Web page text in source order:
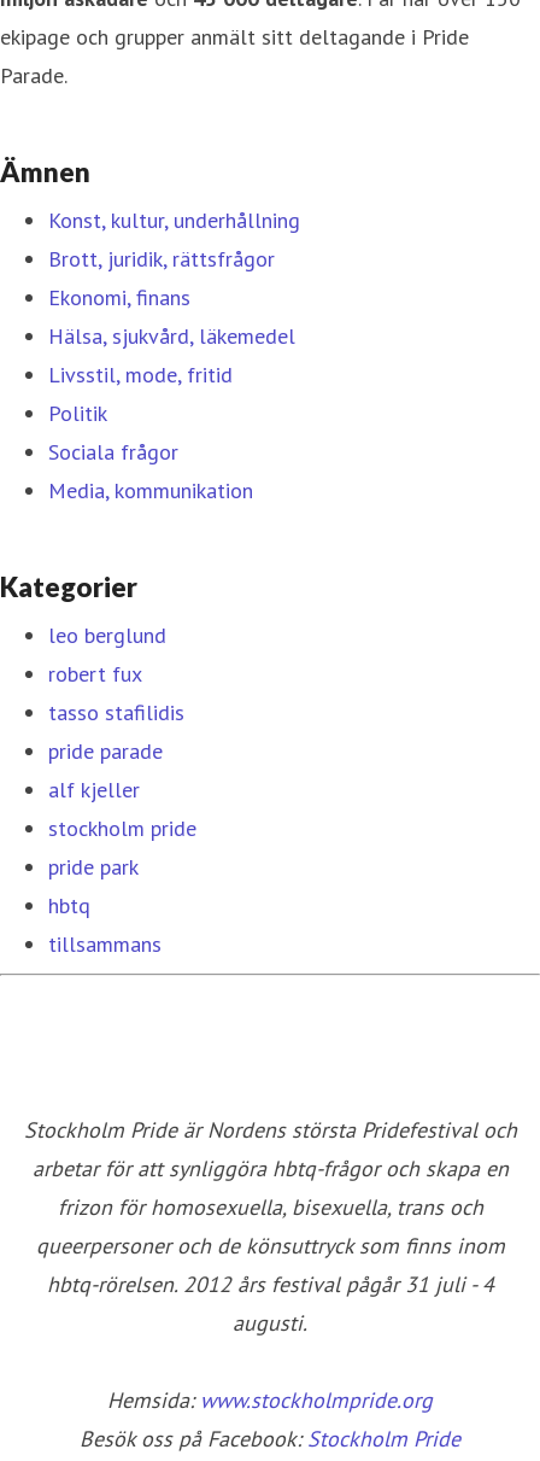
ekipage och grupper anmält sitt deltagande i Pride
Parade.
Ämnen
Konst, kultur, underhållning
Brott, juridik, rättsfrågor
Ekonomi, finans
Hälsa, sjukvård, läkemedel
Livsstil, mode, fritid
Politik
Sociala frågor
Media, kommunikation
Kategorier
leo berglund
robert fux
tasso stafilidis
pride parade
alf kjeller
stockholm pride
pride park
hbtq
tillsammans
Stockholm Pride är Nordens största Pridefestival och
arbetar för att synliggöra hbtq-frågor och skapa en
frizon för homosexuella, bisexuella, trans och
queerpersoner och de könsuttryck som finns inom
hbtq-rörelsen. 2012 års festival pågår 31 juli - 4
augusti.
Hemsida: www.stockholmpride.org
Besök oss på Facebook:Stockholm Pride